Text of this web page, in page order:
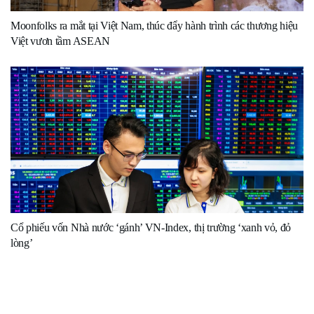
Moonfolks ra mắt tại Việt Nam, thúc đẩy hành trình các thương hiệu
Việt vươn tầm ASEAN
Cổ phiếu vốn Nhà nước ‘gánh’ VN-Index, thị trường ‘xanh vỏ, đỏ
lòng’